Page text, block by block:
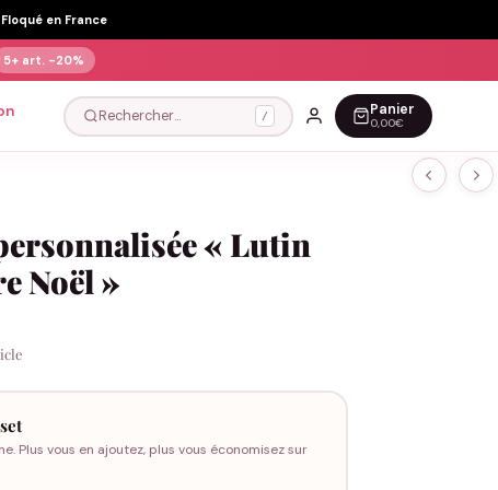
Floqué en France
5+ art. -20%
Rechercher… / Panier
0,00€
« Lutin
Noël »
Plus vous en ajoutez, plus vous économisez sur